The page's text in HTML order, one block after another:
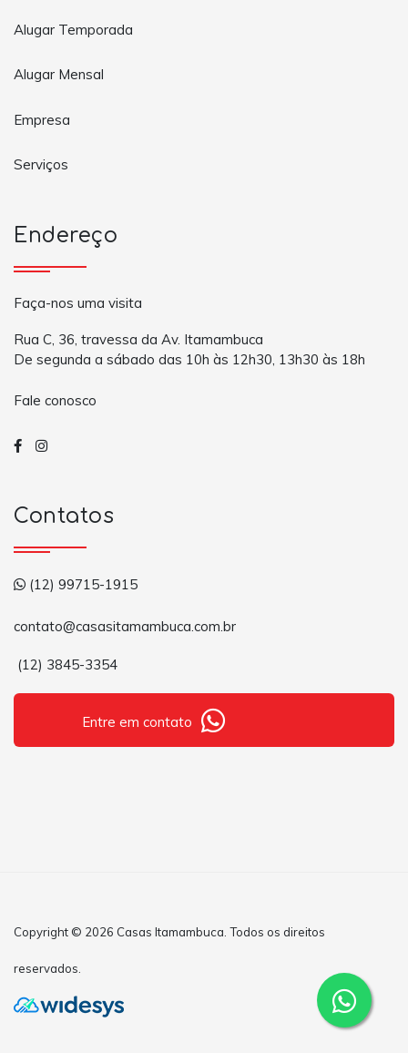
Alugar Temporada
Alugar Mensal
Empresa
Serviços
Endereço
Faça-nos uma visita
Rua C, 36, travessa da Av. Itamambuca
De segunda a sábado das 10h às 12h30, 13h30 às 18h
Fale conosco
Contatos
(12) 99715-1915
contato@casasitamambuca.com.br
(12) 3845-3354
Entre em contato
Copyright © 2026 Casas Itamambuca. Todos os direitos
reservados.